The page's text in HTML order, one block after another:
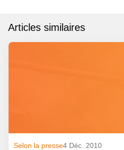
Articles similaires
Selon la presse4 Déc. 2010